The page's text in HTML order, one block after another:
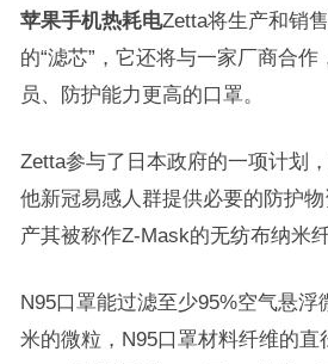
苹果手机热耗电Zetta将生产和销
的“滤芯”，它还将与一家厂商合作
员、防护能力更高的口罩。
Zetta参与了日本政府的一项计划
他新冠易感人群提供必要的防护
产其被称作Z-Mask的无纺布纳米纤
N95口罩能过滤至少95%空气悬浮
米的微粒，N95口罩材料纤维的直